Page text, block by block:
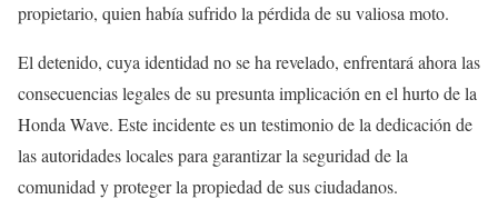
propietario, quien había sufrido la pérdida de su valiosa moto.
El detenido, cuya identidad no se ha revelado, enfrentará ahora las
consecuencias legales de su presunta implicación en el hurto de la
Honda Wave. Este incidente es un testimonio de la dedicación de
las autoridades locales para garantizar la seguridad de la
comunidad y proteger la propiedad de sus ciudadanos.